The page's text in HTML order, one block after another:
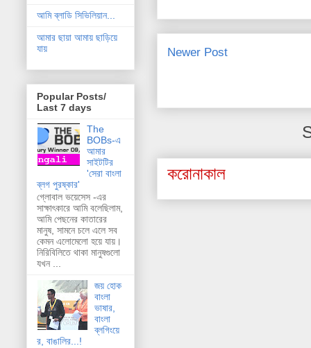
Newer Post
করোনাকাল
আমি ব্লাডি সিভিলিয়ান...
আমার ছায়া আমায় ছাড়িয়ে
যায়
Popular Posts/
Last 7 days
The
BOBs-এ
আমার
সাইটটির
'সেরা বাংলা
ব্লগ পুরষ্কার'
গ্লোবাল ভয়েসেস -এর
সাক্ষাৎকারে আমি বলেছিলাম,
আমি পেছনের কাতারের
মানুষ, সামনে চলে এলে সব
কেমন এলোমেলো হয়ে যায়।
নিরিবিলিতে থাকা মানুষগুলো
যখন ...
জয় হোক
বাংলা
ভাষার,
বাংলা
ব্লগিংয়ে
র, বাঙালির...!